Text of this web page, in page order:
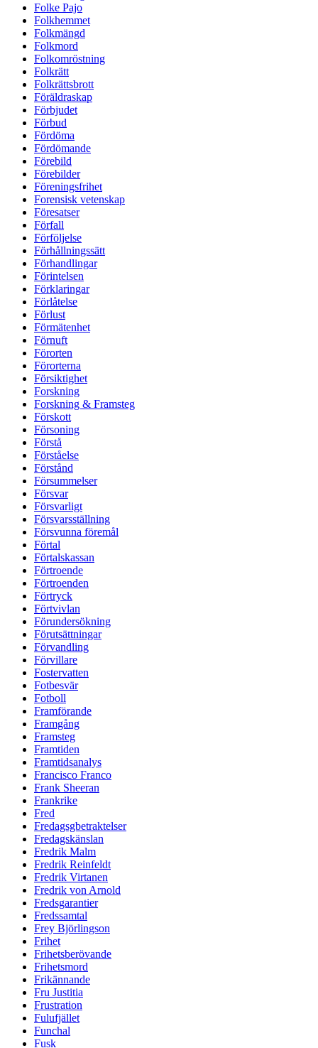
Folke Pajo
Folkhemmet
Folkmängd
Folkmord
Folkomröstning
Folkrätt
Folkrättsbrott
Föräldraskap
Förbjudet
Förbud
Fördöma
Fördömande
Förebild
Förebilder
Föreningsfrihet
Forensisk vetenskap
Föresatser
Förfall
Förföljelse
Förhållningssätt
Förhandlingar
Förintelsen
Förklaringar
Förlåtelse
Förlust
Förmätenhet
Förnuft
Förorten
Förorterna
Försiktighet
Forskning
Forskning & Framsteg
Förskott
Försoning
Förstå
Förståelse
Förstånd
Försummelser
Försvar
Försvarligt
Försvarsställning
Försvunna föremål
Förtal
Förtalskassan
Förtroende
Förtroenden
Förtryck
Förtvivlan
Förundersökning
Förutsättningar
Förvandling
Förvillare
Fostervatten
Fotbesvär
Fotboll
Framförande
Framgång
Framsteg
Framtiden
Framtidsanalys
Francisco Franco
Frank Sheeran
Frankrike
Fred
Fredagsgbetraktelser
Fredagskänslan
Fredrik Malm
Fredrik Reinfeldt
Fredrik Virtanen
Fredrik von Arnold
Fredsgarantier
Fredssamtal
Frey Björlingson
Frihet
Frihetsberövande
Frihetsmord
Frikännande
Fru Justitia
Frustration
Fulufjället
Funchal
Fusk